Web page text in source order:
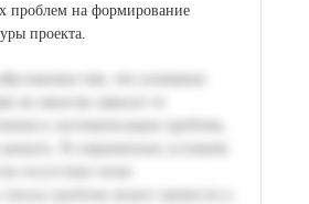
проблем на формирование
проекта.